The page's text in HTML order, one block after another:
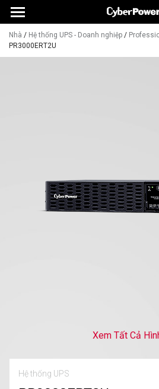
Nhà / Hệ thống UPS - Doanh nghiệp /
PR3000ERT2U
Xem Tất Cả
Hệ thống UPS